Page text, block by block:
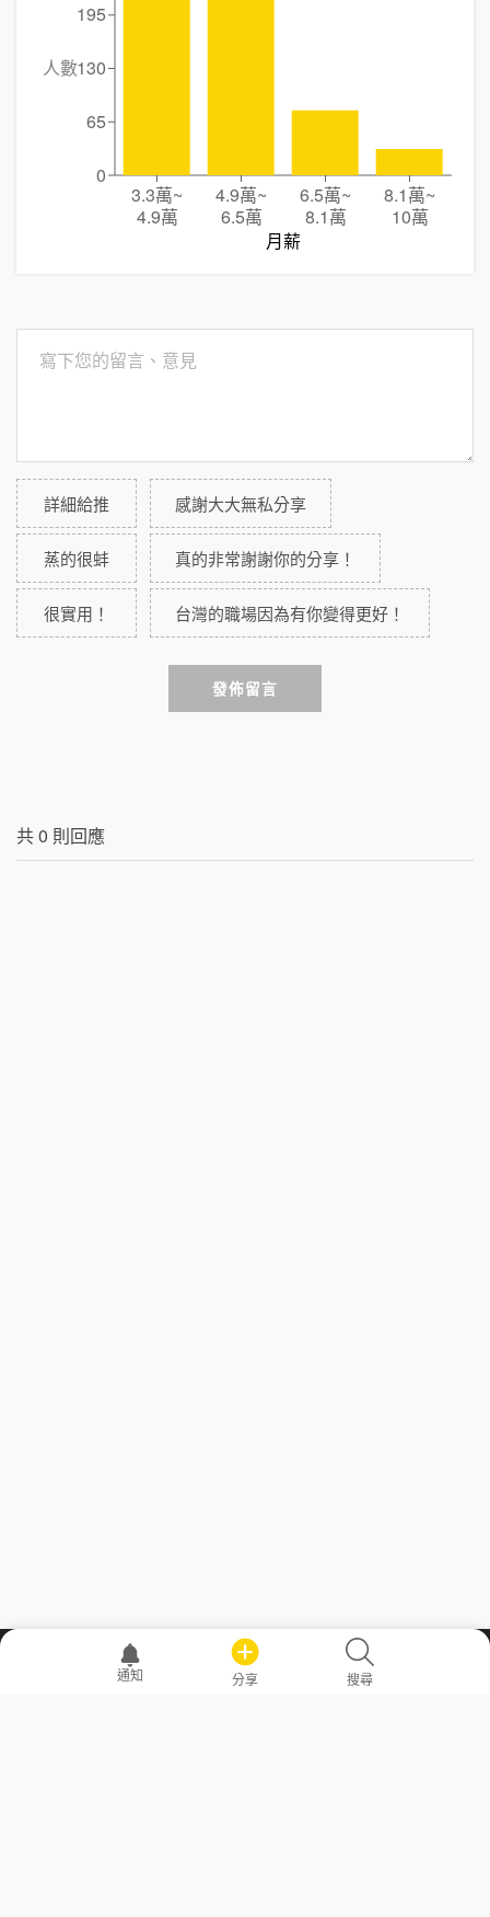
3.3萬~
4.9萬
4.9萬~
6.5萬
6.5萬~
8.1萬
8.1萬~
10萬
月薪
0
65
130
195
人數
詳細給推 感謝大大無私分享
蒸的很蚌 真的非常謝謝你的分享！
很實用！ 台灣的職場因為有你變得更好！
發佈留言
共0 則回應
職場透明化運動
通知 分享 搜尋